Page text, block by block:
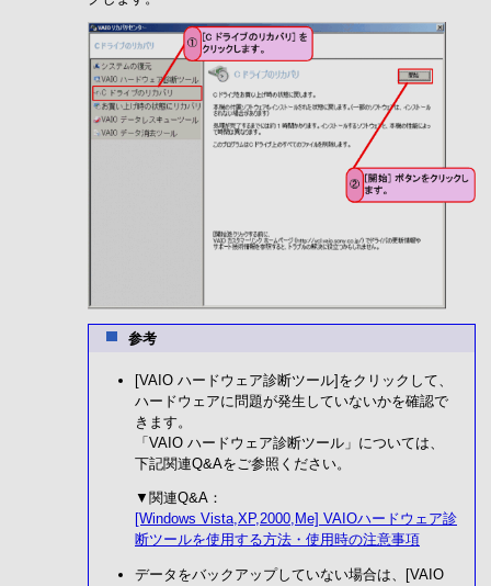
参考
[VAIO ハードウェア診断ツール]をクリックして、
ハードウェアに問題が発生していないかを確認で
きます。
「VAIO ハードウェア診断ツール」については、
下記関連Q&Aをご参照ください。
▼関連Q&A：
[Windows Vista,XP,2000,Me] VAIOハードウェア診
断ツールを使用する方法・使用時の注意事項
データをバックアップしていない場合は、[VAIO